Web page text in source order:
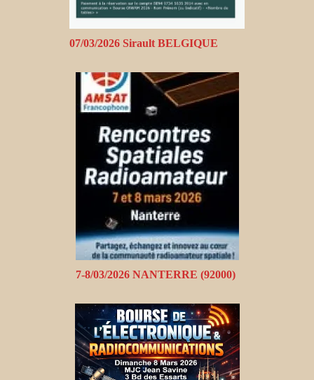
07/03/2026 Sirault BELGIQUE
7-8/03/2026 NANTERRE (92000)